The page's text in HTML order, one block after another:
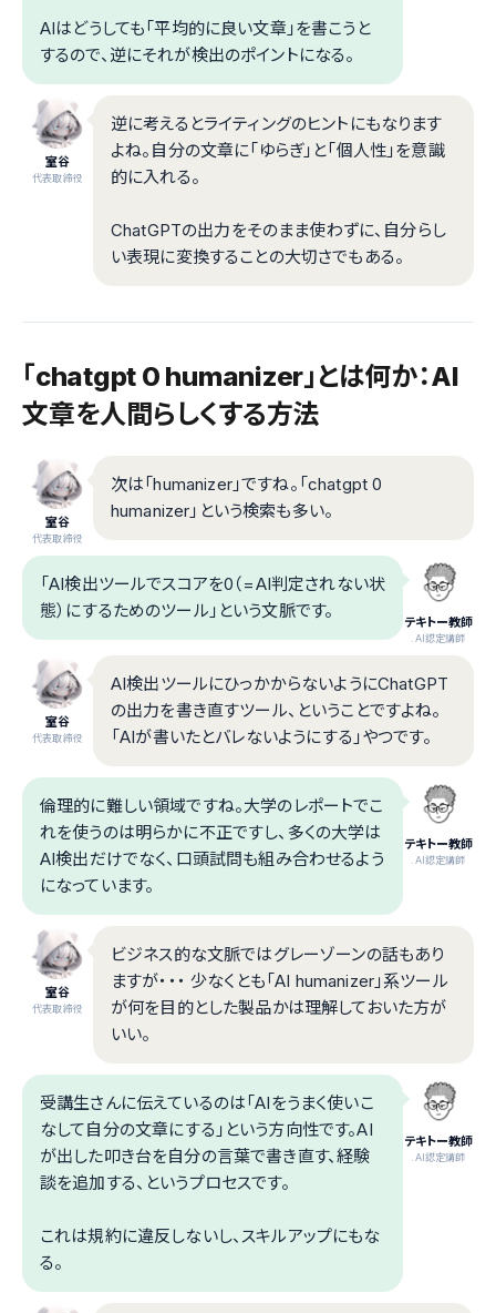
AIはどうしても「平均的に良い文章」を書こうと
するので、逆にそれが検出のポイントになる。
室谷
代表取締役
逆に考えるとライティングのヒントにもなります
よね。自分の文章に「ゆらぎ」と「個人性」を意識
的に入れる。
ChatGPTの出力をそのまま使わずに、自分らし
い表現に変換することの大切さでもある。
「chatgpt 0 humanizer」とは何か：AI
文章を人間らしくする方法
室谷
代表取締役
次は「humanizer」ですね。「chatgpt 0
humanizer」という検索も多い。
テキトー教師
.AI認定講師
「AI検出ツールでスコアを0（=AI判定されない状
態）にするためのツール」という文脈です。
室谷
代表取締役
AI検出ツールにひっかからないようにChatGPT
の出力を書き直すツール、ということですよね。
「AIが書いたとバレないようにする」やつです。
テキトー教師
.AI認定講師
倫理的に難しい領域ですね。大学のレポートでこ
れを使うのは明らかに不正ですし、多くの大学は
AI検出だけでなく、口頭試問も組み合わせるよう
になっています。
室谷
代表取締役
ビジネス的な文脈ではグレーゾーンの話もあり
ますが・・・ 少なくとも「AI humanizer」系ツール
が何を目的とした製品かは理解しておいた方が
いい。
テキトー教師
.AI認定講師
受講生さんに伝えているのは「AIをうまく使いこ
なして自分の文章にする」という方向性です。AI
が出した叩き台を自分の言葉で書き直す、経験
談を追加する、というプロセスです。
これは規約に違反しないし、スキルアップにもな
る。